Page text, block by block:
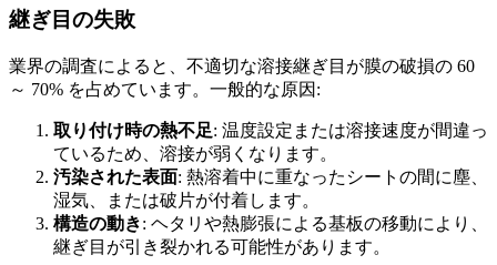
継ぎ目の失敗
業界の調査によると、不適切な溶接継ぎ目が膜の破損の 60
～ 70% を占めています。一般的な原因:
取り付け時の熱不足: 温度設定または溶接速度が間違っ
ているため、溶接が弱くなります。
汚染された表面: 熱溶着中に重なったシートの間に塵、
湿気、または破片が付着します。
構造の動き: ヘタリや熱膨張による基板の移動により、
継ぎ目が引き裂かれる可能性があります。